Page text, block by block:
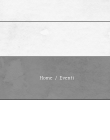
Home / Eventi